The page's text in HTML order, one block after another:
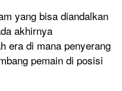
yang bisa diandalkan
akhirnya
era di mana penyerang
pemain di posisi